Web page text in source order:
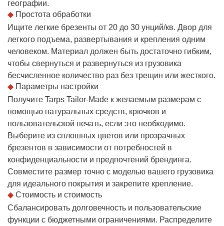
географии.
◆ Простота обработки
Ищите легкие брезенты от 20 до 30 унций/кв. Двор для
легкого подъема, развертывания и крепления одним
человеком. Материал должен быть достаточно гибким,
чтобы свернуться и развернуться из грузовика
бесчисленное количество раз без трещин или жесткого.
◆ Параметры настройки
Получите Tarps Tailor-Made к желаемым размерам с
помощью натуральных средств, крючков и
пользовательской печать, если это необходимо.
Выберите из сплошных цветов или прозрачных
брезентов в зависимости от потребностей в
конфиденциальности и предпочтений брендинга.
Совместите размер точно с моделью вашего грузовика
для идеального покрытия и закрепите крепление.
◆ Стоимость и стоимость
Сбалансировать долговечность и пользовательские
функции с бюджетными ограничениями. Распределите